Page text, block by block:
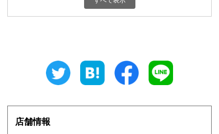
800円 三重県
大阪府
店舗情報